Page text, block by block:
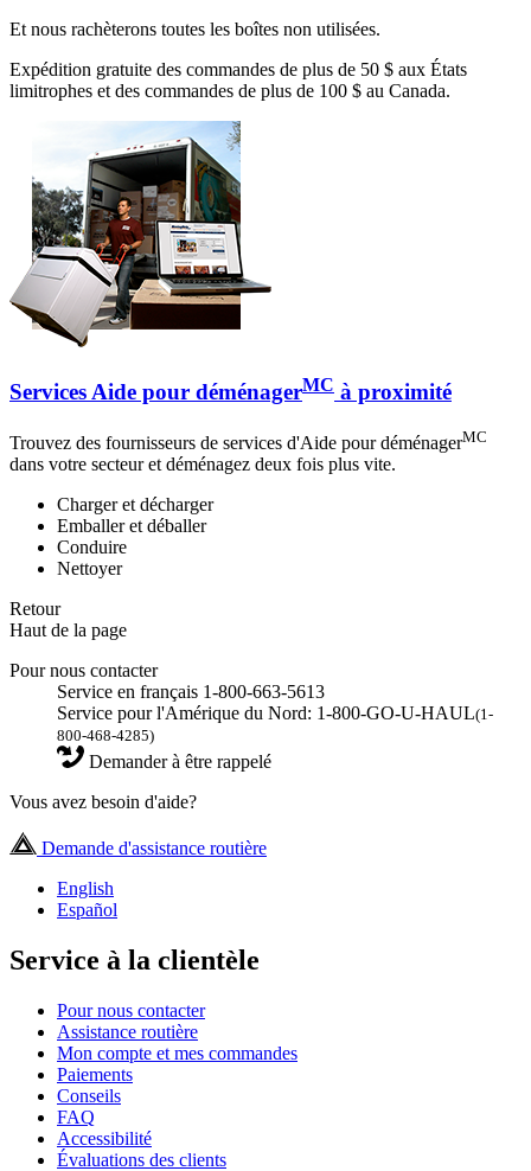
Et nous rachèterons toutes les boîtes non utilisées.
Expédition gratuite des commandes de plus de 50 $ aux États
limitrophes et des commandes de plus de 100 $ au Canada.
Services Aide pour déménagerMC à proximité
Trouvez des fournisseurs de services d'Aide pour déménagerMC
dans votre secteur et déménagez deux fois plus vite.
Charger et décharger
Emballer et déballer
Conduire
Nettoyer
Retour
Haut de la page
Pour nous contacter
Service en français 1-800-663-5613
Service pour l'Amérique du Nord: 1-800-GO-U-HAUL(1-
800-468-4285)
Demander à être rappelé
Vous avez besoin d'aide?
Demande d'assistance routière
English
Español
Service à la clientèle
Pour nous contacter
Assistance routière
Mon compte et mes commandes
Paiements
Conseils
FAQ
Accessibilité
Évaluations des clients